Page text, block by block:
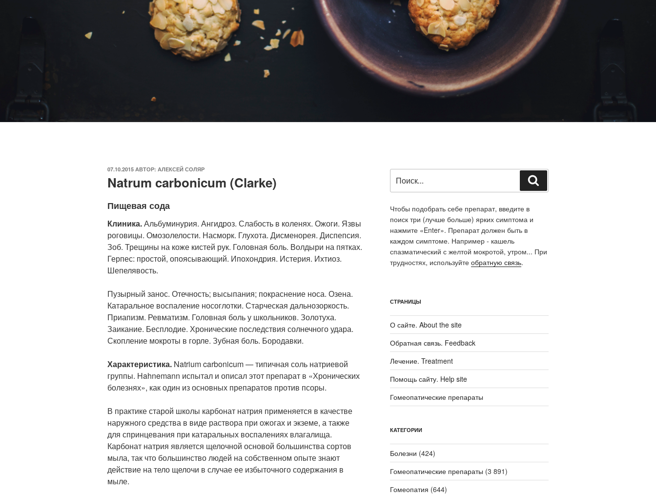
ОПУБЛИКОВАНО
07.10.2015 АВТОР: АЛЕКСЕЙ СОЛЯР
Natrum carbonicum (Clarke)
Пищевая сода
Клиника.Альбуминурия. Ангидроз. Слабость в коленях. Ожоги. Язвы
роговицы. Омозолелости. Насморк. Глухота. Дисменорея. Диспепсия.
Зоб. Трещины на коже кистей рук. Головная боль. Волдыри на пятках.
Герпес: простой, опоясывающий. Ипохондрия. Истерия. Ихтиоз.
Шепелявость.
Пузырный занос. Отечность; высыпания; покраснение носа. Озена.
Катаральное воспаление носоглотки. Старческая дальнозоркость.
Приапизм. Ревматизм. Головная боль у школьников. Золотуха.
Заикание. Бесплодие. Хронические последствия солнечного удара.
Скопление мокроты в горле. Зубная боль. Бородавки.
Характеристика. Natrium carbonicum — типичная соль натриевой
группы. Hahnemann испытал и описал этот препарат в «Хронических
болезнях», как один из основных препаратов против псоры.
В практике старой школы карбонат натрия применяется в качестве
наружного средства в виде раствора при ожогах и экземе, а также
для спринцевания при катаральных воспалениях влагалища.
Карбонат натрия является щелочной основой большинства сортов
мыла, так что большинство людей на собственном опыте знают
действие на тело щелочи в случае ее избыточного содержания в
мыле.
Чтобы подобрать себе препарат, введите в
поиск три (лучше больше) ярких симптома и
нажмите «Enter». Препарат должен быть в
каждом симптоме. Например - кашель
спазматический с желтой мокротой, утром... При
трудностях, используйте обратную связь.
СТРАНИЦЫ
О сайте. About the site
Обратная связь. Feedback
Лечение. Treatment
Помощь сайту. Help site
Гомеопатические препараты
КАТЕГОРИИ
Болезни (424)
Гомеопатические препараты (3 891)
Гомеопатия (644)